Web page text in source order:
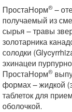
ПростаНорм® –
получаемый из
сырья – травы
золотарника
солодки
эхинацеи
ПростаНорм®
формах – жидкой
таблеток для
оболочкой.